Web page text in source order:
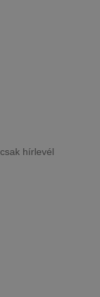
hírlevél